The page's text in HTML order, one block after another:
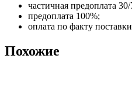
частичная предоплата
предоплата 100%;
оплата по факту
Похожие